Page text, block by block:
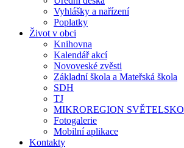
Vyhlášky a nařízení
Poplatky
Život v obci
Knihovna
Kalendář akcí
Novoveské zvěsti
Základní škola a Mateřská škola
SDH
TJ
MIKROREGION SVĚTELSKO
Fotogalerie
Mobilní aplikace
Kontakty